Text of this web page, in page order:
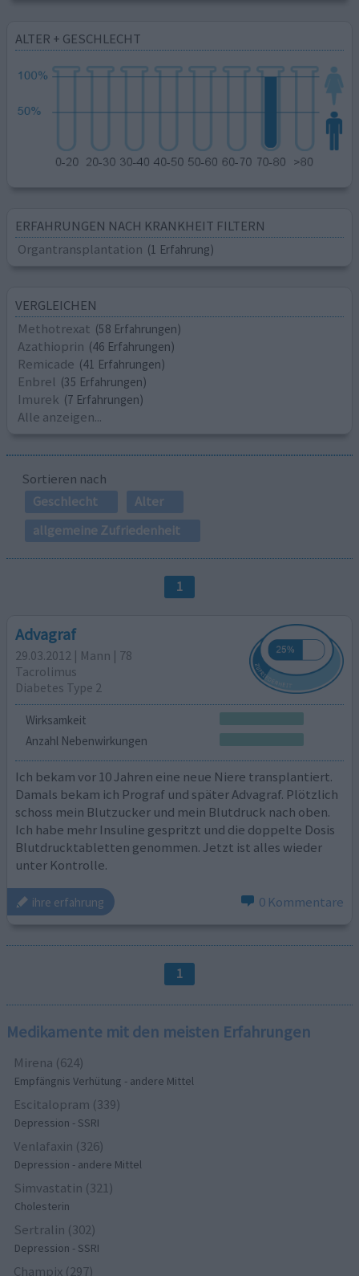
ALTER + GESCHLECHT
ERFAHRUNGEN NACH KRANKHEIT FILTERN
Organtransplantation (1 Erfahrung)
VERGLEICHEN
Methotrexat (58 Erfahrungen)
Azathioprin (46 Erfahrungen)
Remicade (41 Erfahrungen)
Enbrel (35 Erfahrungen)
Imurek (7 Erfahrungen)
Alle anzeigen...
Sortieren nach
Geschlecht
Alter
allgemeine Zufriedenheit
1
Advagraf
29.03.2012 | Mann | 78
Tacrolimus
Diabetes Type 2
Wirksamkeit
Anzahl Nebenwirkungen
Ich bekam vor 10 Jahren eine neue Niere transplantiert.
Damals bekam ich Prograf und später Advagraf. Plötzlich
schoss mein Blutzucker und mein Blutdruck nach oben.
Ich habe mehr Insuline gespritzt und die doppelte Dosis
Blutdrucktabletten genommen. Jetzt ist alles wieder
unter Kontrolle.
ihre erfahrung 0 Kommentare
1
Medikamente mit den meisten Erfahrungen
Mirena (624)
Empfängnis Verhütung - andere Mittel
Escitalopram (339)
Depression - SSRI
Venlafaxin (326)
Depression - andere Mittel
Simvastatin (321)
Cholesterin
Sertralin (302)
Depression - SSRI
Champix (297)